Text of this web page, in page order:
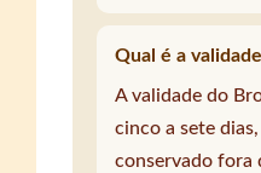
Qual é a
A validade do
cinco a sete
conservado fora